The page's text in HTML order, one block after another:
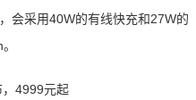
会采用40W的有线快充和27W的